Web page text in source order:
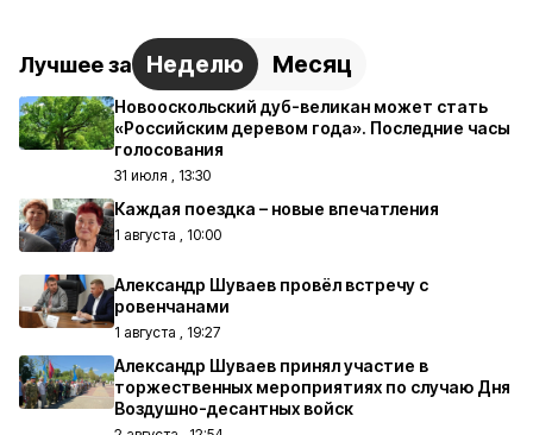
Лучшее за Неделю Месяц
Новооскольский дуб-великан может стать
«Российским деревом года». Последние часы
голосования
31 июля , 13:30
Каждая поездка – новые впечатления
1 августа , 10:00
Александр Шуваев провёл встречу с
ровенчанами
1 августа , 19:27
Александр Шуваев принял участие в
торжественных мероприятиях по случаю Дня
Воздушно-десантных войск